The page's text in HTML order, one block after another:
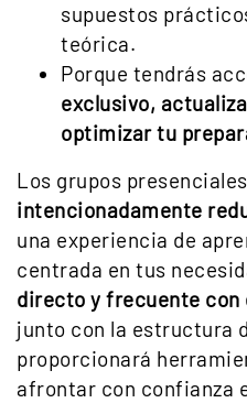
supuestos
teórica.
Porque tendrás
exclusivo,
optimizar tu
Los grupos
intencionadamente
una experiencia de
centrada en tus
directo y frecuente con
junto con la estructura
proporcionará
afrontar con confianza